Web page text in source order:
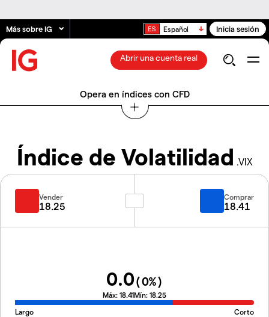
Más sobre IG Español Inicia sesión
Abrir una cuenta real
Opera en índices con CFD
Índice de Volatilidad .VIX
Vender
18.25
Comprar
18.41
0.0(0%)
Máx: 18.41Mín: 18.25
Largo
Corto